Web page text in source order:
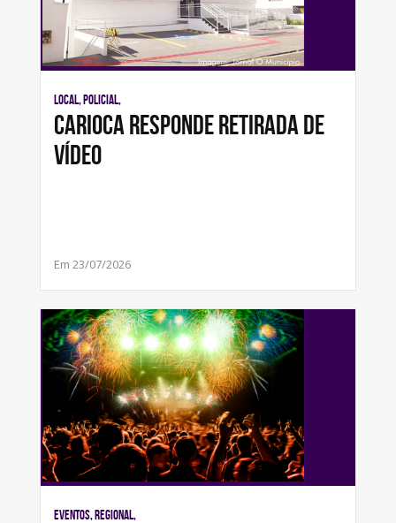
Local, Policial,
Carioca responde retirada de
vídeo
Em 23/07/2026
Eventos, Regional,